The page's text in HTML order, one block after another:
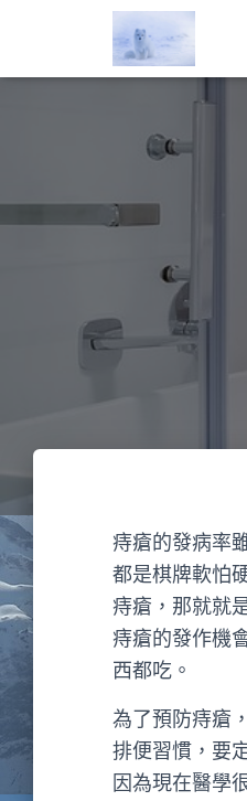
痔瘡的發病率
都是棋牌軟怕
痔瘡，那就就
痔瘡的發作機
西都吃。
為了預防痔瘡
排便習慣，要
因為現在醫學